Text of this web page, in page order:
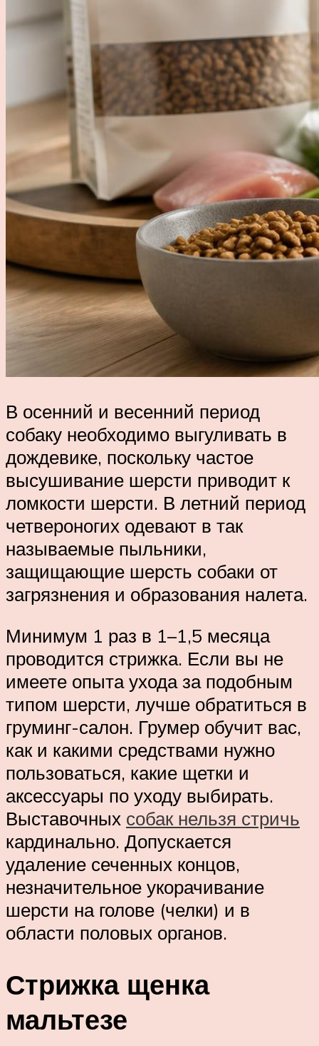
В осенний и весенний период
собаку необходимо выгуливать в
дождевике, поскольку частое
высушивание шерсти приводит к
ломкости шерсти. В летний период
четвероногих одевают в так
называемые пыльники,
защищающие шерсть собаки от
загрязнения и образования налета.
Минимум 1 раз в 1–1,5 месяца
проводится стрижка. Если вы не
имеете опыта ухода за подобным
типом шерсти, лучше обратиться в
груминг-салон. Грумер обучит вас,
как и какими средствами нужно
пользоваться, какие щетки и
аксессуары по уходу выбирать.
Выставочных собак нельзя стричь
кардинально. Допускается
удаление сеченных концов,
незначительное укорачивание
шерсти на голове (челки) и в
области половых органов.
Стрижка щенка
мальтезе